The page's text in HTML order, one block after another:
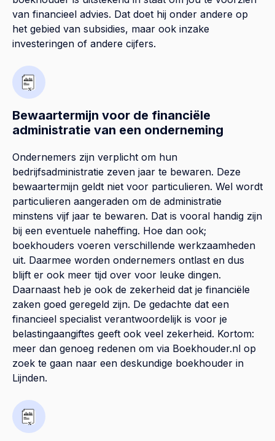
van financieel advies. Dat doet hij onder andere op
het gebied van subsidies, maar ook inzake
investeringen of andere cijfers.
Bewaartermijn voor de financiële
administratie van een onderneming
Ondernemers zijn verplicht om hun
bedrijfsadministratie zeven jaar te bewaren. Deze
bewaartermijn geldt niet voor particulieren. Wel wordt
particulieren aangeraden om de administratie
minstens vijf jaar te bewaren. Dat is vooral handig zijn
bij een eventuele naheffing. Hoe dan ook;
boekhouders voeren verschillende werkzaamheden
uit. Daarmee worden ondernemers ontlast en dus
blijft er ook meer tijd over voor leuke dingen.
Daarnaast heb je ook de zekerheid dat je financiële
zaken goed geregeld zijn. De gedachte dat een
financieel specialist verantwoordelijk is voor je
belastingaangiftes geeft ook veel zekerheid. Kortom:
meer dan genoeg redenen om via Boekhouder.nl op
zoek te gaan naar een deskundige boekhouder in
Lijnden.